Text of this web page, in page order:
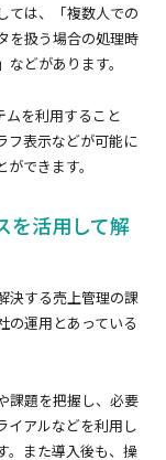
ては、「複数人での
を扱う場合の処理時
どがあります。
ムを利用すること
フ表示などが可能に
できます。
を活用して解
決する売上管理の課
の運用とあっている
課題を把握し、必要
イアルなどを利用し
。また導入後も、操